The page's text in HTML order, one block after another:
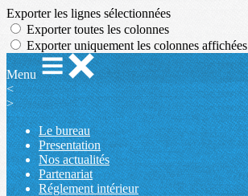
Exporter les lignes sélectionnées
Exporter toutes les colonnes
Exporter uniquement les colonnes affichées
Menu
<
>
Le bureau
Presentation
Nos actualités
Partenariat
Réglement intérieur